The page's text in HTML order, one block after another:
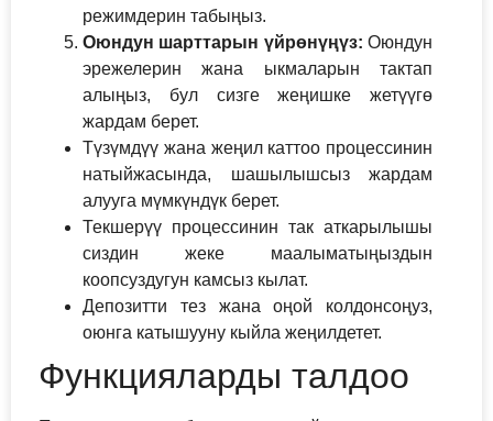
режимдерин табыңыз.
Оюндун шарттарын үйрөнүңүз: Оюндун
эрежелерин жана ыкмаларын тактап
алыңыз, бул сизге жеңишке жетүүгө
жардам берет.
Түзүмдүү жана жеңил каттоо процессинин
натыйжасында, шашылышсыз жардам
алууга мүмкүндүк берет.
Текшерүү процессинин так аткарылышы
сиздин жеке маалыматыңыздын
коопсуздугун камсыз кылат.
Депозитти тез жана оңой колдонсоңуз,
оюнга катышууну кыйла жеңилдетет.
Функцияларды талдоо